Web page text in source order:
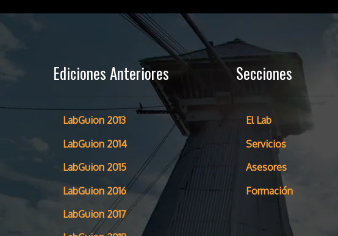
Ediciones Anteriores
LabGuion 2013
LabGuion 2014
LabGuion 2015
LabGuion 2016
LabGuion 2017
Secciones
El Lab
Servicios
Asesores
Formación